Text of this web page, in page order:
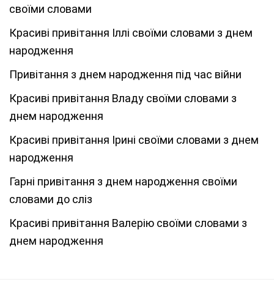
своїми словами
Красиві привітання Іллі своїми словами з днем
народження
Привітання з днем народження під час війни
Красиві привітання Владу своїми словами з
днем народження
Красиві привітання Ірині своїми словами з днем
народження
Гарні привітання з днем народження своїми
словами до сліз
Красиві привітання Валерію своїми словами з
днем народження